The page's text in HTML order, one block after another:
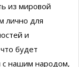
из мировой
лично для
и
будет
с нашим народом,